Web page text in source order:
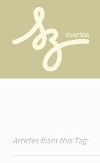
Articles from this Tag